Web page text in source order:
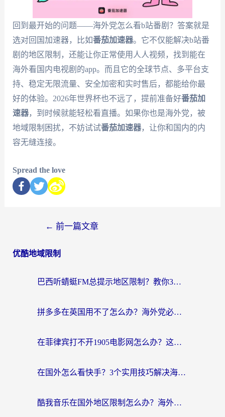
回到最开始的问题——海外党怎么看b站番剧？答案就是
选对回国加速器，比如番茄加速器。它不仅能解决b站番
剧的地区限制，还能让你正常使用人人视频，找到能在
海外看国内电视剧的app。而且它的全球节点、多平台支
持、稳定无限流量、安全加密和实时售后，都能给你最
好的体验。2026年世界杯也不远了，提前准备好番茄加
速器，到时候就能轻松看直播。如果你也是海外党，被
地域限制困扰，不妨试试番茄加速器，让你和国内的内
容无缝连接。
Spread the love
← 前一篇文章
优酷地域限制
巴西听蜻蜓FM总提示地区限制？教你3步修改定位畅听国内内容
拼多多在英国用不了怎么办？海外党必看的回国加速全攻略（附B站洋码头解决方法）
在菲律宾打不开1905电影网怎么办？这份攻略帮你重拾国内影视自由
在国外怎么看快手？3个实用技巧解决海外追剧、社交、游戏难题
酷我音乐在国外地区限制怎么办？海外党亲测有效的回国加速方案